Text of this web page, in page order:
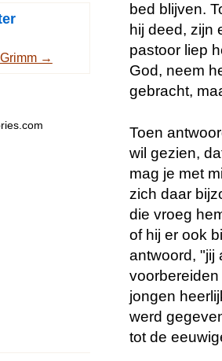
→
bed blijven.
hij deed, zijn
pastoor liep
God, neem
gebracht,
Toen
wil gezien,
mag je met
zich daar
die vroeg
of hij er ook
antwoord, "jij
jongen
werd
tot de